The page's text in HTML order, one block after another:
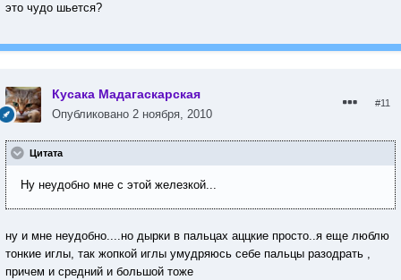
это чудо шьется?
Кусака Мадагаскарская
Опубликовано 2 ноября, 2010
#11
Цитата
Ну неудобно мне с этой железкой...
ну и мне неудобно....но дырки в пальцах аццкие просто..я еще люблю
тонкие иглы, так жопкой иглы умудряюсь себе пальцы разодрать ,
причем и средний и большой тоже